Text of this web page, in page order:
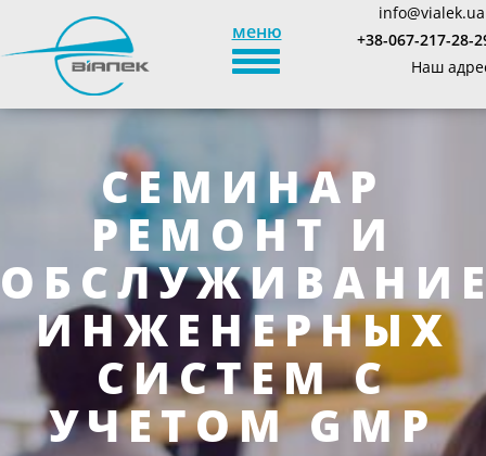
меню
TOGGLE_NAVIGATION
info@vialek.ua
+38-067-217-28-
Наш
СЕМИНАР
РЕМОНТ И
ИНЖЕНЕРНЫХ
СИСТЕМ С
УЧЕТОМ GMP